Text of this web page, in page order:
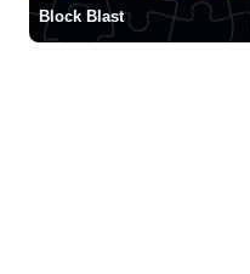
Block Blast